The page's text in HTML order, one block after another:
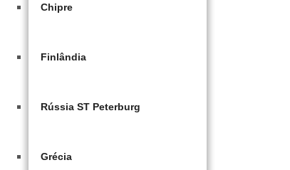
Chipre
Finlândia
Rússia ST Peterburg
Grécia